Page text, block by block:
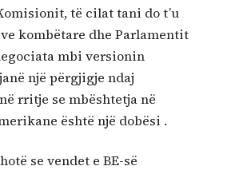
të cilat tani do t’u
kombëtare dhe Parlamentit
mbi versionin
një përgjigje ndaj
rritje se mbështetja në
është një dobësi .
se vendet e BE-së